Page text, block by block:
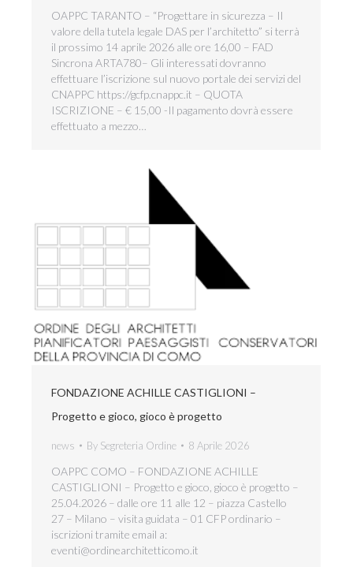
OAPPC TARANTO – “Progettare in sicurezza – Il
valore della tutela legale DAS per l’architetto” si terrà
il prossimo 14 aprile 2026 alle ore 16,00 – FAD
Sincrona ARTA780– Gli interessati dovranno
effettuare l’iscrizione sul nuovo portale dei servizi del
CNAPPC https://gcfp.cnappc.it – QUOTA
ISCRIZIONE – € 15,00 -Il pagamento dovrà essere
effettuato a mezzo…
FONDAZIONE ACHILLE CASTIGLIONI –
Progetto e gioco, gioco è progetto
news By Segreteria Ordine 8 Aprile 2026
OAPPC COMO – FONDAZIONE ACHILLE
CASTIGLIONI – Progetto e gioco, gioco è progetto –
25.04.2026 – dalle ore 11 alle 12 – piazza Castello
27 – Milano – visita guidata – 01 CFP ordinario –
iscrizioni tramite email a:
eventi@ordinearchitetticomo.it